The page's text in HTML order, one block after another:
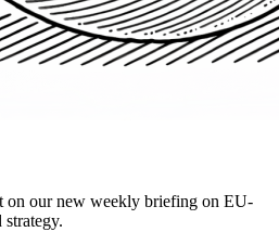
on our new weekly briefing on EU-